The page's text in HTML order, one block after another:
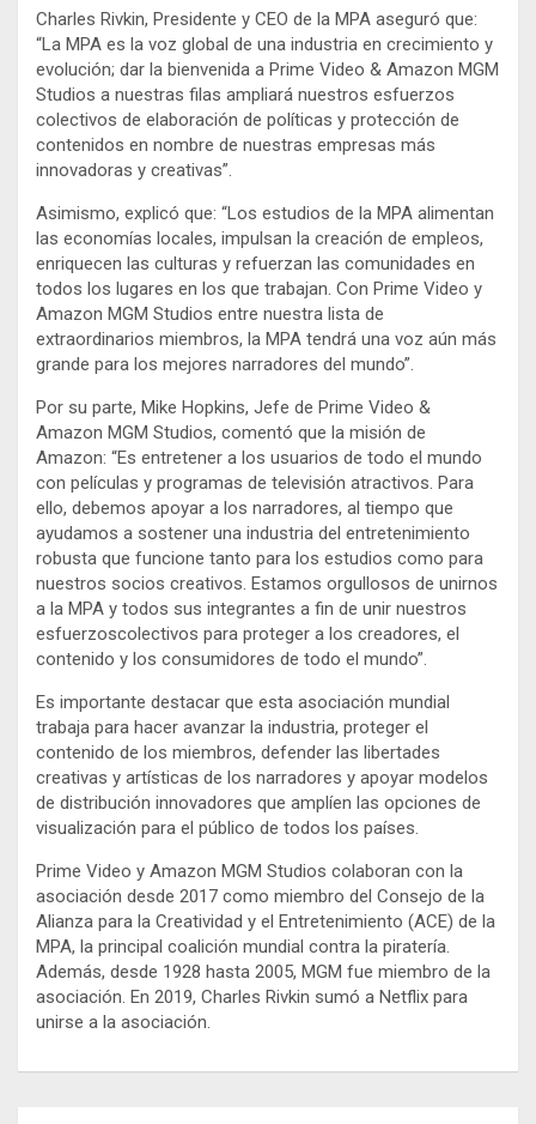
Charles Rivkin, Presidente y CEO de la MPA aseguró que:
“La MPA es la voz global de una industria en crecimiento y
evolución; dar la bienvenida a Prime Video & Amazon MGM
Studios a nuestras filas ampliará nuestros esfuerzos
colectivos de elaboración de políticas y protección de
contenidos en nombre de nuestras empresas más
innovadoras y creativas”.
Asimismo, explicó que: “Los estudios de la MPA alimentan
las economías locales, impulsan la creación de empleos,
enriquecen las culturas y refuerzan las comunidades en
todos los lugares en los que trabajan. Con Prime Video y
Amazon MGM Studios entre nuestra lista de
extraordinarios miembros, la MPA tendrá una voz aún más
grande para los mejores narradores del mundo”.
Por su parte, Mike Hopkins, Jefe de Prime Video &
Amazon MGM Studios, comentó que la misión de
Amazon: “Es entretener a los usuarios de todo el mundo
con películas y programas de televisión atractivos. Para
ello, debemos apoyar a los narradores, al tiempo que
ayudamos a sostener una industria del entretenimiento
robusta que funcione tanto para los estudios como para
nuestros socios creativos. Estamos orgullosos de unirnos
a la MPA y todos sus integrantes a fin de unir nuestros
esfuerzoscolectivos para proteger a los creadores, el
contenido y los consumidores de todo el mundo”.
Es importante destacar que esta asociación mundial
trabaja para hacer avanzar la industria, proteger el
contenido de los miembros, defender las libertades
creativas y artísticas de los narradores y apoyar modelos
de distribución innovadores que amplíen las opciones de
visualización para el público de todos los países.
Prime Video y Amazon MGM Studios colaboran con la
asociación desde 2017 como miembro del Consejo de la
Alianza para la Creatividad y el Entretenimiento (ACE) de la
MPA, la principal coalición mundial contra la piratería.
Además, desde 1928 hasta 2005, MGM fue miembro de la
asociación. En 2019, Charles Rivkin sumó a Netflix para
unirse a la asociación.